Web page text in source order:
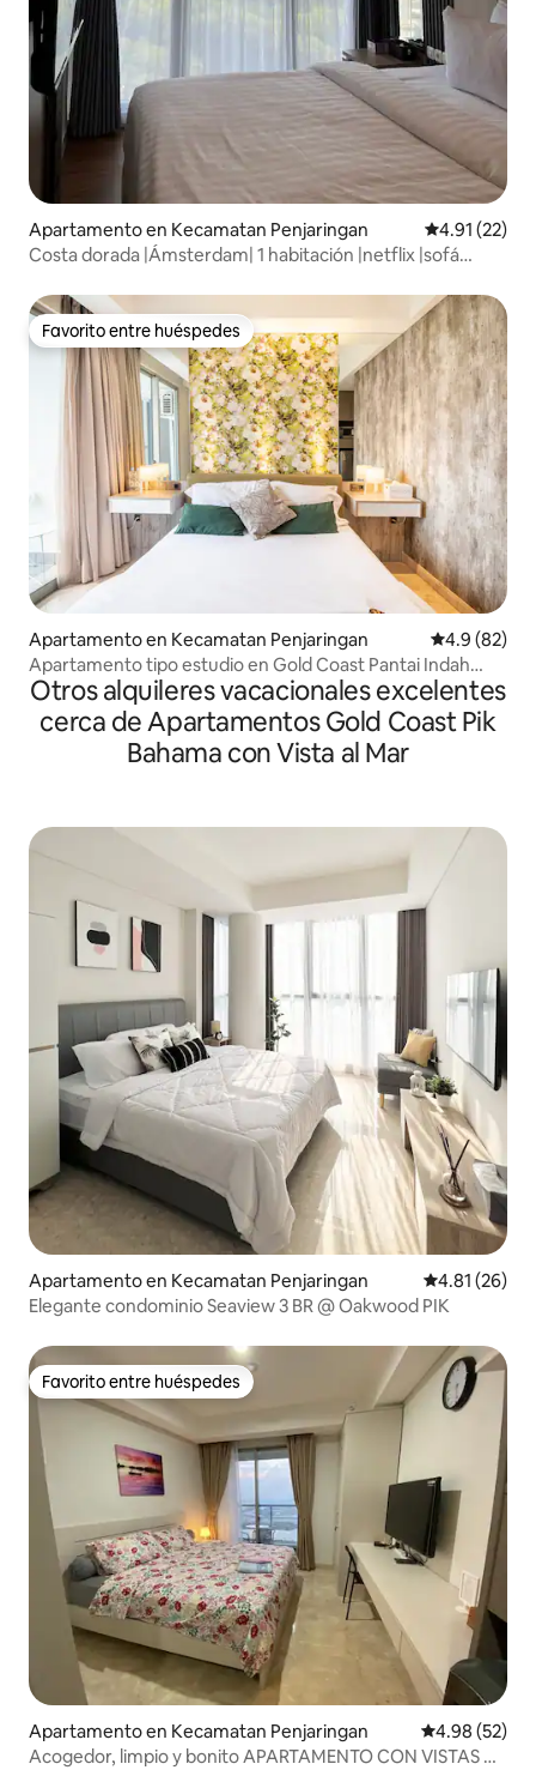
Apartamento en Kecamatan Penjaringan Calificación
4.91 (22)
Costa dorada |Ámsterdam| 1 habitación |netflix |sofá
Favorito entre huéspedes
Favorito entre huéspedes
Apartamento en Kecamatan Penjaringan Calificación
4.9 (82)
Apartamento tipo estudio en Gold Coast Pantai Indah
Kapuk
Otros alquileres vacacionales excelentes
cerca de Apartamentos Gold Coast Pik
Bahama con Vista al Mar
Apartamento en Kecamatan Penjaringan Calificación
4.81 (26)
Elegante condominio Seaview 3 BR @ Oakwood PIK
Favorito entre huéspedes
Favorito entre huéspedes
Apartamento en Kecamatan Penjaringan Calificación
4.98 (52)
Acogedor, limpio y bonito APARTAMENTO CON VISTAS AL